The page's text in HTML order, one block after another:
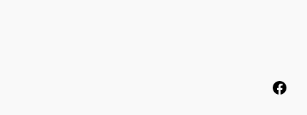
Facebook